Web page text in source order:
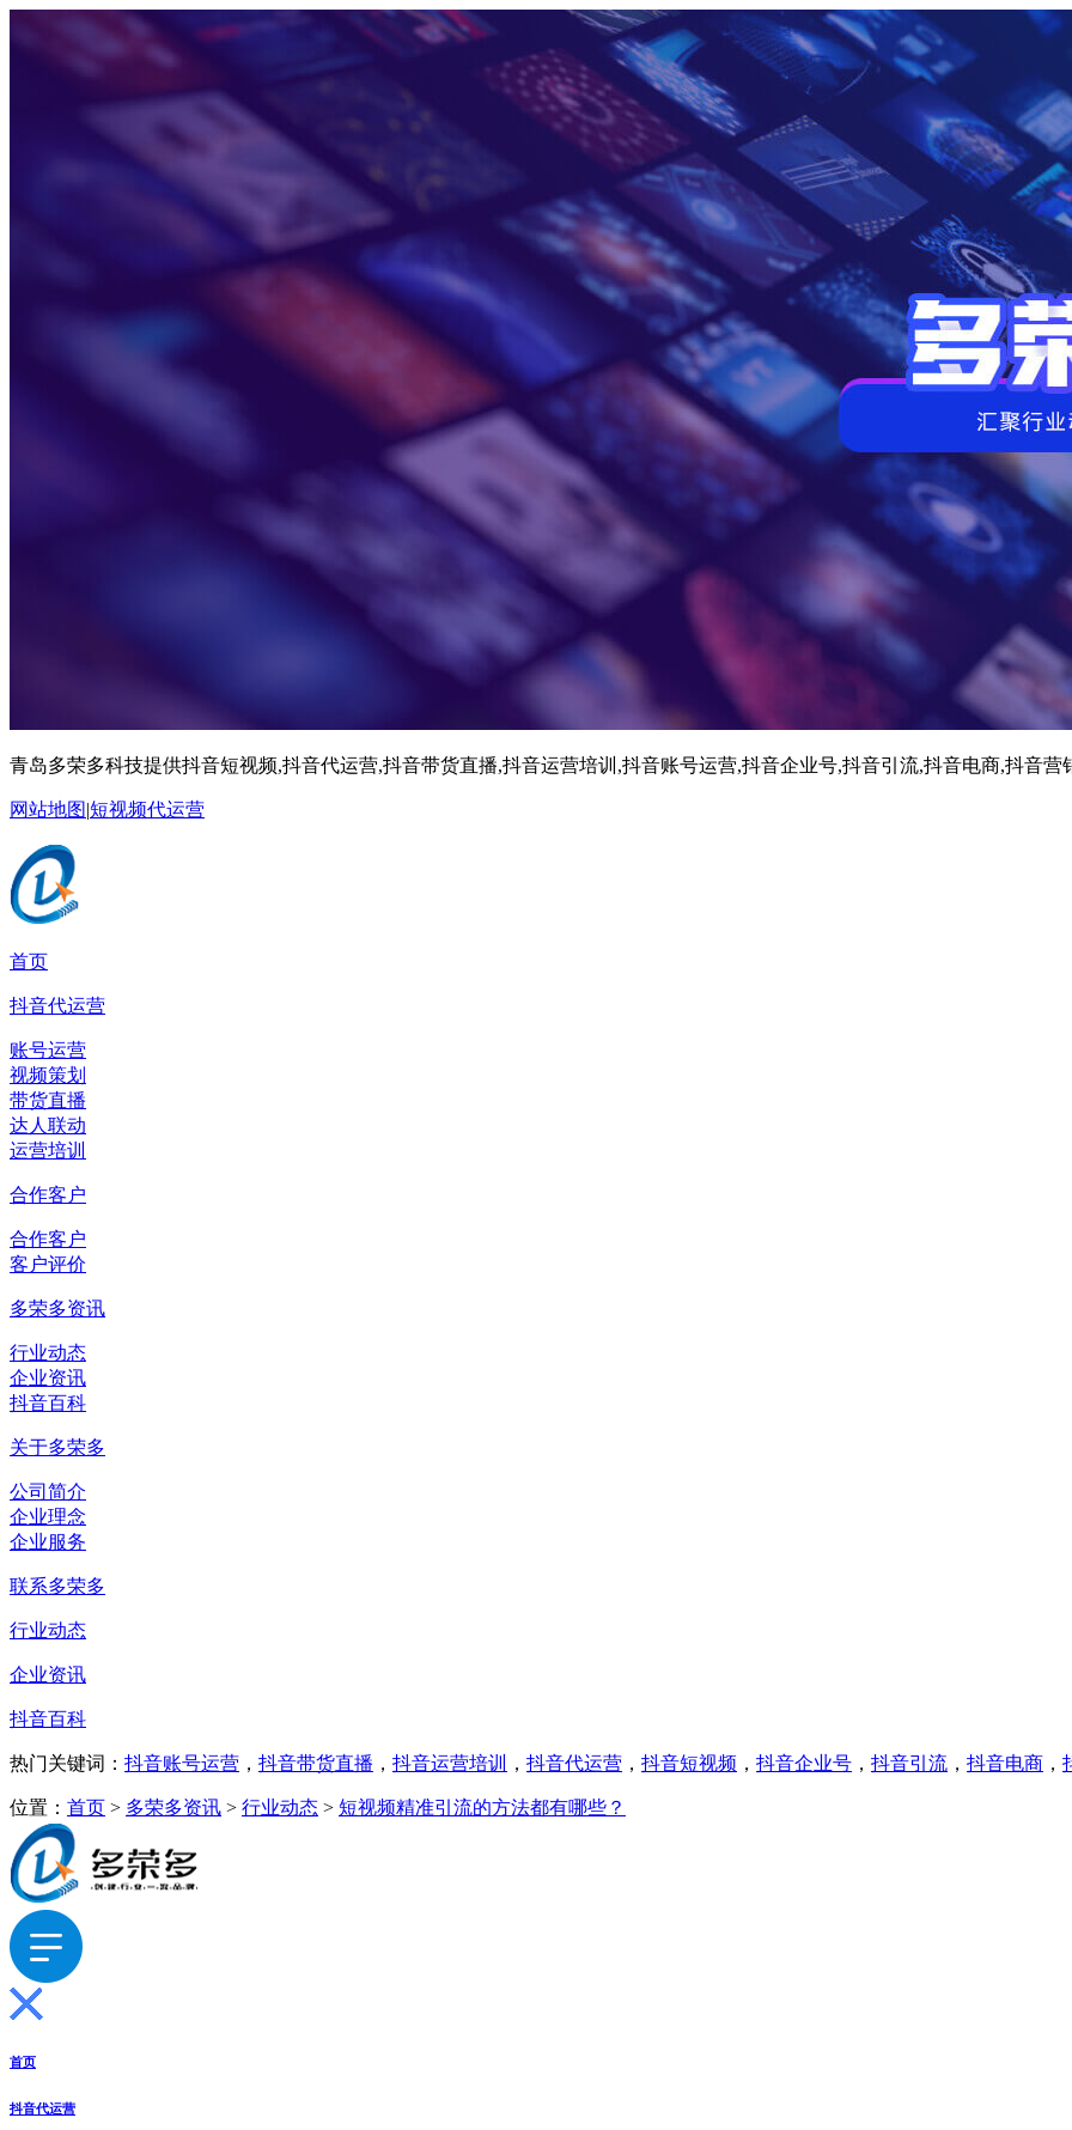
青岛多荣多科技提供抖音短视频,抖音代运营,抖音带货直播,抖音运营培训,抖音账号运营,抖音企业号,抖音引流,抖音电商,抖音营
网站地图|短视频代运营
首页
抖音代运营
账号运营
视频策划
带货直播
达人联动
运营培训
合作客户
合作客户
客户评价
多荣多资讯
行业动态
企业资讯
抖音百科
关于多荣多
公司简介
企业理念
企业服务
联系多荣多
行业动态
企业资讯
抖音百科
热门关键词： 抖音账号运营 ， 抖音带货直播 ， 抖音运营培训 ， 抖音代运营 ， 抖音短视频 ， 抖音企业号 ， 抖音引流 ， 抖音电商 ，
位置： 首页 > 多荣多资讯 > 行业动态 > 短视频精准引流的方法都有哪些？
首页
抖音代运营